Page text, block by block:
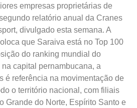
empresas proprietárias de
relatório anual da Cranes
divulgado esta semana. A
que Saraiva está no Top 100
do ranking mundial do
capital pernambucana, a
é referência na movimentação de
o território nacional, com filiais
Grande do Norte, Espírito Santo e